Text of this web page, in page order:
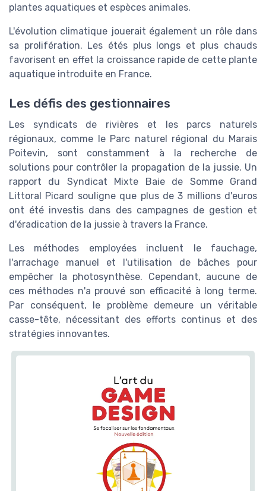
plantes aquatiques et espèces animales.
L'évolution climatique jouerait également un rôle dans
sa prolifération. Les étés plus longs et plus chauds
favorisent en effet la croissance rapide de cette plante
aquatique introduite en France.
Les défis des gestionnaires
Les syndicats de rivières et les parcs naturels
régionaux, comme le Parc naturel régional du Marais
Poitevin, sont constamment à la recherche de
solutions pour contrôler la propagation de la jussie. Un
rapport du Syndicat Mixte Baie de Somme Grand
Littoral Picard souligne que plus de 3 millions d'euros
ont été investis dans des campagnes de gestion et
d'éradication de la jussie à travers la France.
Les méthodes employées incluent le fauchage,
l'arrachage manuel et l'utilisation de bâches pour
empêcher la photosynthèse. Cependant, aucune de
ces méthodes n'a prouvé son efficacité à long terme.
Par conséquent, le problème demeure un véritable
casse-tête, nécessitant des efforts continus et des
stratégies innovantes.